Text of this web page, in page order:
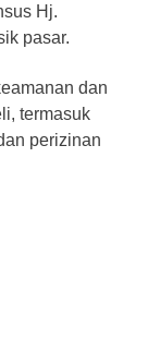
Hj.
pasar.
dan
termasuk
perizinan